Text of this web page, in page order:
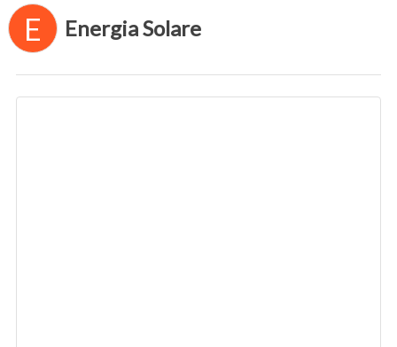
E Energia Solare